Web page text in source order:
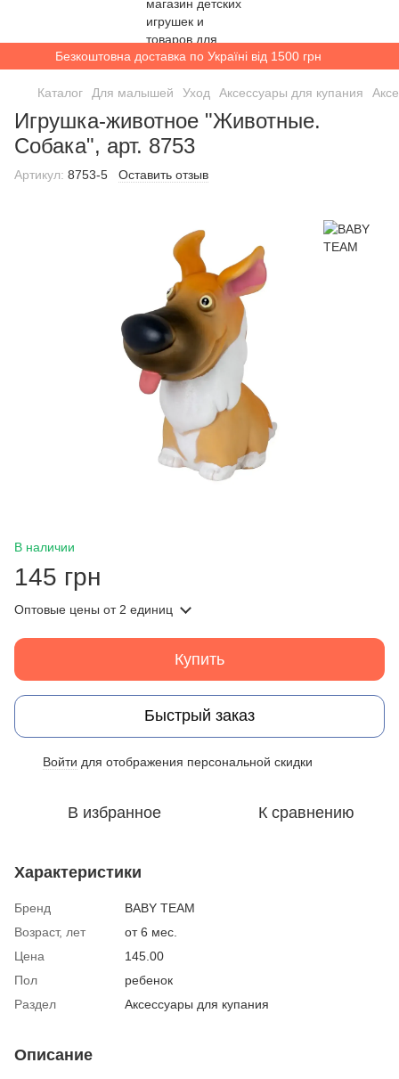
Безкоштовна доставка по Україні від 1500 грн
Каталог Для малышей Уход Аксессуары для купания
Игрушка-животное "Животные.
Собака", арт. 8753
Артикул: 8753-5 Оставить отзыв
В наличии
145 грн
Оптовые цены от 2 единиц
Купить
Быстрый заказ
Войти для отображения персональной скидки
В избранное К сравнению
Характеристики
Бренд
BABY TEAM
Возраст, лет
от 6 мес.
Цена
145.00
Пол
ребенок
Раздел
Аксессуары для купания
Описание